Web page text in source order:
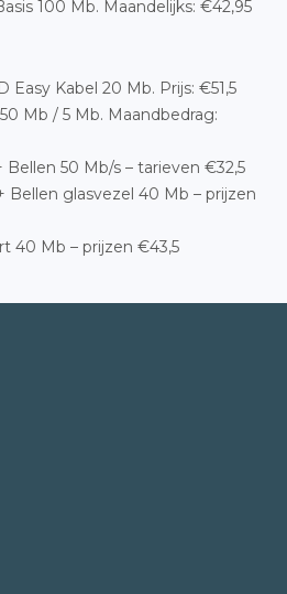
100 Mb. Maandelijks: €42,95
Easy Kabel 20 Mb. Prijs: €51,5
Mb / 5 Mb. Maandbedrag:
50 Mb/s – tarieven €32,5
Bellen glasvezel 40 Mb – prijzen
40 Mb – prijzen €43,5